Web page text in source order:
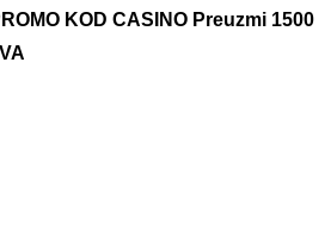
KOD CASINO Preuzmi 1500